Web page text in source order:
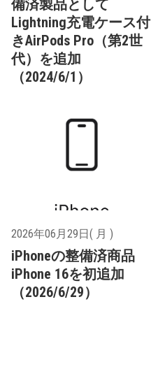
備済製品として
Lightning充電ケース付
きAirPods Pro（第2世
代）を追加
（2024/6/1）
2026年06月29日( 月 )
iPhoneの整備済商品
iPhone 16を初追加
（2026/6/29）